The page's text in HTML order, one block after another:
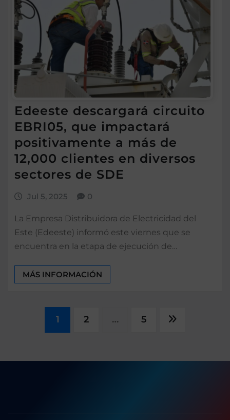
Edeeste descargará circuito
EBRI05, que impactará
positivamente a más de
12,000 clientes en diversos
sectores de SDE
Jul 5, 2025 0
La Empresa Distribuidora de Electricidad del
Este (Edeeste) informó este viernes que se
encuentra en la etapa de ejecución de…
MÁS INFORMACIÓN
Paginación
1 2 … 5